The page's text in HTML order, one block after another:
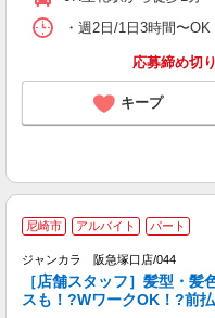
・週2日/1日3時間〜
応募締め切
キープ
尼崎市 アルバイト パート
ジャンカラ 阪急塚口店/044
［店舗スタッフ］髪型・髪
スも！?WワークOK！?前